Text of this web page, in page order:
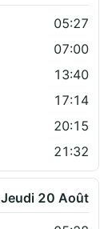
05:27
07:00
13:40
17:14
20:15
21:32
Jeudi 20 Août